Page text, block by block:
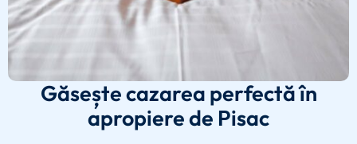
Găsește cazarea perfectă în
apropiere de Pisac